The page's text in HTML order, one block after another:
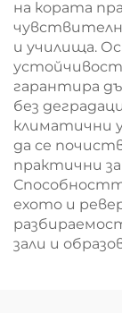
на кората
и училища.
устойчивост
гарантира
без
климатични
да се
практични
ехото и
зали и